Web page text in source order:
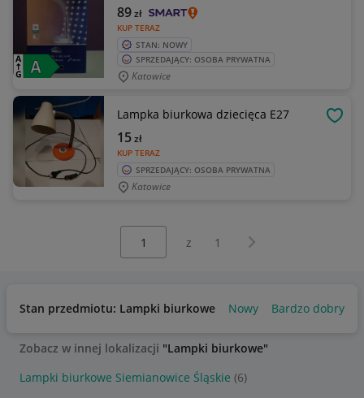
KUP TERAZ
89zł
STAN: NOWY
SPRZEDAJĄCY: OSOBA PRYWATNA
Katowice
Lampka biurkowa dziecięca E27
KUP TERAZ
15zł
SPRZEDAJĄCY: OSOBA PRYWATNA
Katowice
z 1 Następna strona
Stan przedmiotu: Lampki biurkowe Nowy Bardzo dobry
Zobacz w innej lokalizacji "Lampki biurkowe"
Lampki biurkowe Siemianowice Śląskie (6)